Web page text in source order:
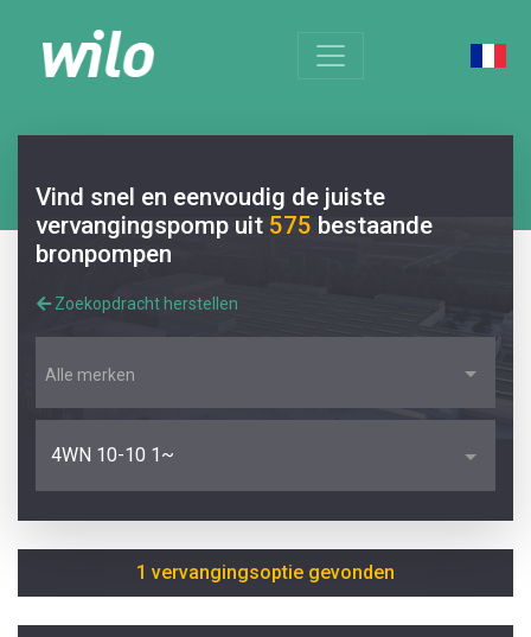
Vind snel en eenvoudig de juiste
vervangingspomp uit 575 bestaande
bronpompen
Zoekopdracht herstellen
Alle merken
4WN 10-10 1~
1 vervangingsoptie gevonden